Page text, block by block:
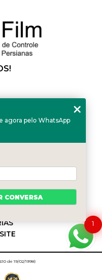
de 19/02/1998)
1
agora pelo WhatsApp
CONVERSA